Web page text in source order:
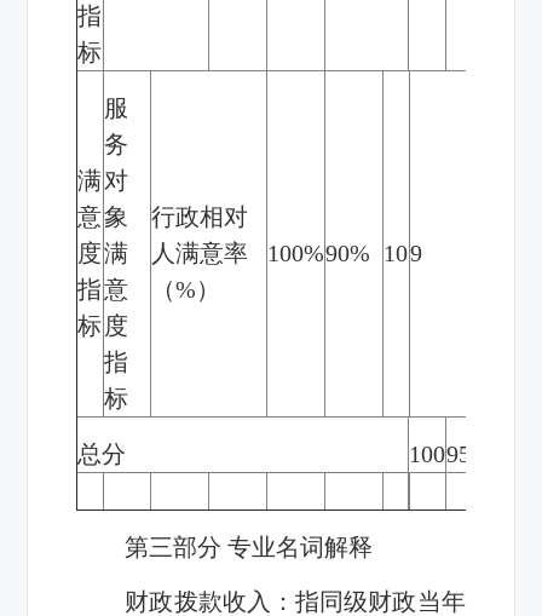
指
标
满
意
度
指
标
服
务
对
象
满
意
度
指
标
行政相对
人满意率
（%）
100%90% 109
总分 10095
第三部分 专业名词解释
财政拨款收入：指同级财政当年